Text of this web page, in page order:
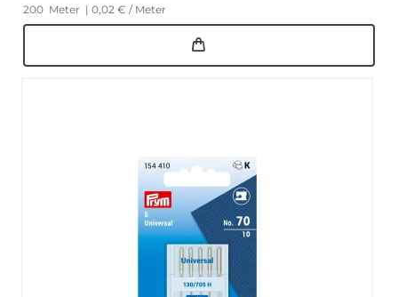
200 Meter | 0,02 € / Meter